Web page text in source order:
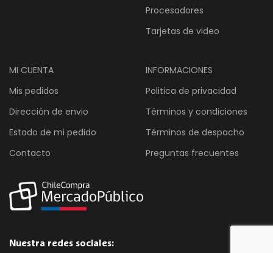
Procesadores
Tarjetas de video
MI CUENTA
Mis pedidos
Dirección de envio
Estado de mi pedido
Contacto
INFORMACIONES
Politica de privacidad
Términos y condiciones
Términos de despacho
Preguntas frecuentes
Nuestra redes sociales: